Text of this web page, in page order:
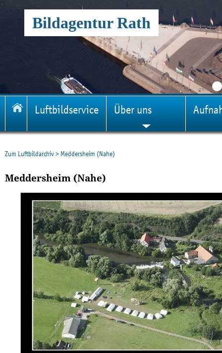
Bildagentur Rath
Luftbildservice Über uns
Zum Luftbildarchiv> Meddersheim (Nahe)
Meddersheim (Nahe)